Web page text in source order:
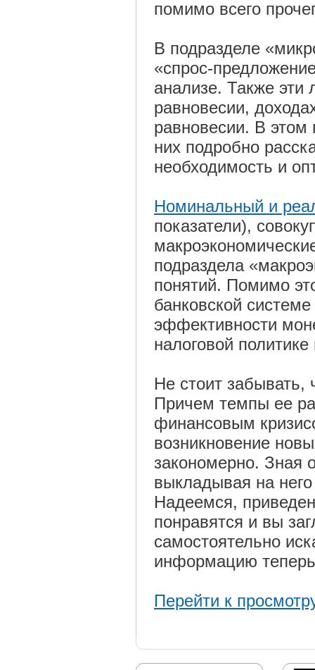
помимо всего
В подразделе
«спрос-
анализе. Также
равновесии,
равновесии. В этом
них подробно
необходимость и
Номинальный и
показатели),
подраздела
понятий. Помимо
банковской
эффективности
налоговой
Не стоит забывать,
Причем темпы ее
финансовым
возникновение
закономерно. Зная
выкладывая на
Надеемся,
понравятся и вы
самостоятельно
информацию
Перейти к